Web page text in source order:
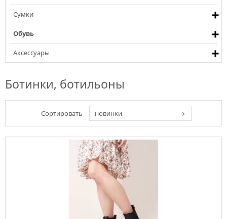
Сумки
Обувь
Аксессуары
Ботинки, ботильоны
Сортировать новинки